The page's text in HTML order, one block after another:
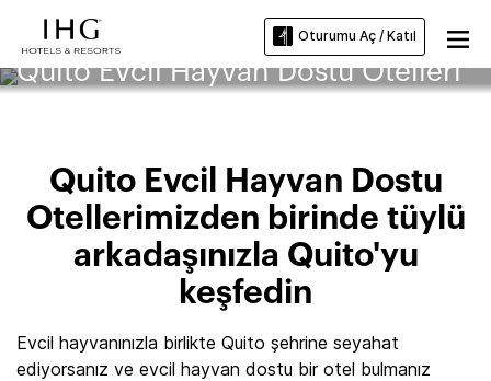
Oturumu Aç / Katıl
Quito Evcil Hayvan Dostu Otelleri
Quito Evcil Hayvan Dostu
Otellerimizden birinde tüylü
arkadaşınızla Quito'yu
keşfedin
Evcil hayvanınızla birlikte Quito şehrine seyahat
ediyorsanız ve evcil hayvan dostu bir otel bulmanız